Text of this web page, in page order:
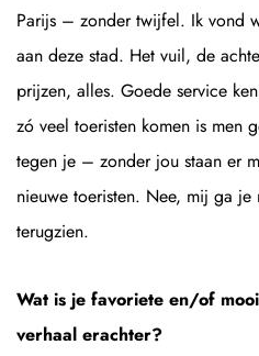
Parijs – zonder twijfel. Ik vond
aan deze stad. Het vuil, de
prijzen, alles. Goede service
zó veel toeristen komen is men
tegen je – zonder jou staan er
nieuwe toeristen. Nee, mij ga
terugzien.
Wat is je favoriete en/of
verhaal erachter?